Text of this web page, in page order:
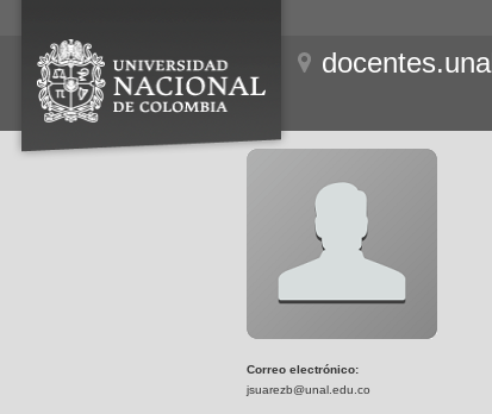
Correo electrónico:
jsuarezb@unal.edu.co